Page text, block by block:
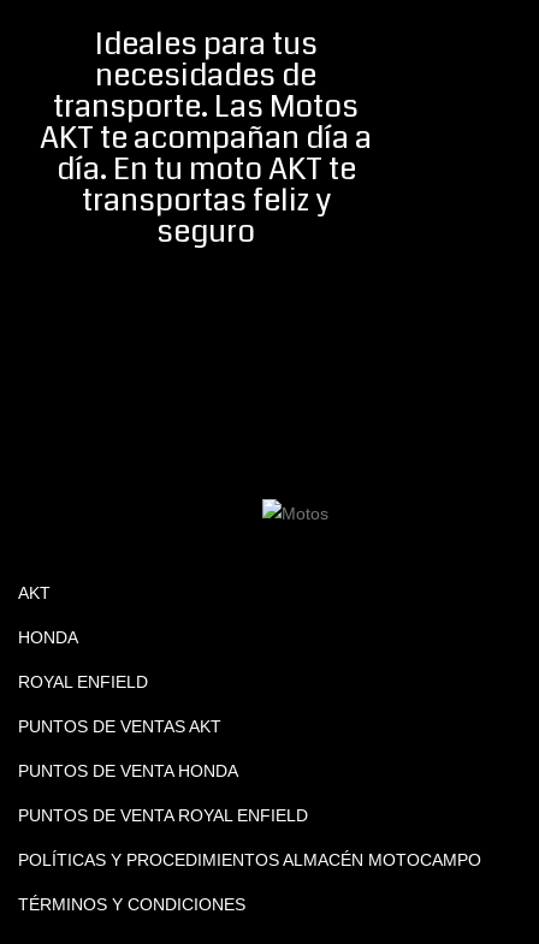
Ideales para tus
necesidades de
transporte. Las Motos
AKT te acompañan día a
día. En tu moto AKT te
transportas feliz y
seguro
AKT
HONDA
ROYAL ENFIELD
PUNTOS DE VENTAS AKT
PUNTOS DE VENTA HONDA
PUNTOS DE VENTA ROYAL ENFIELD
POLÍTICAS Y PROCEDIMIENTOS ALMACÉN MOTOCAMPO
TÉRMINOS Y CONDICIONES